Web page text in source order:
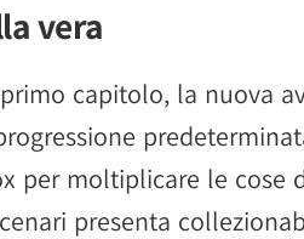
vera
capitolo, la nuova
per moltiplicare le cose
presenta